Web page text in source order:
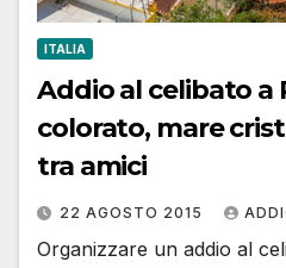
ITALIA
Addio al celibato a
colorato, mare
tra amici
22 AGOSTO 2015
Organizzare un addio al